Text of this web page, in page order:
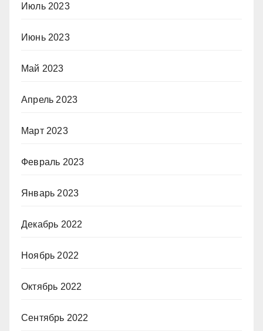
Июль 2023
Июнь 2023
Май 2023
Апрель 2023
Март 2023
Февраль 2023
Январь 2023
Декабрь 2022
Ноябрь 2022
Октябрь 2022
Сентябрь 2022